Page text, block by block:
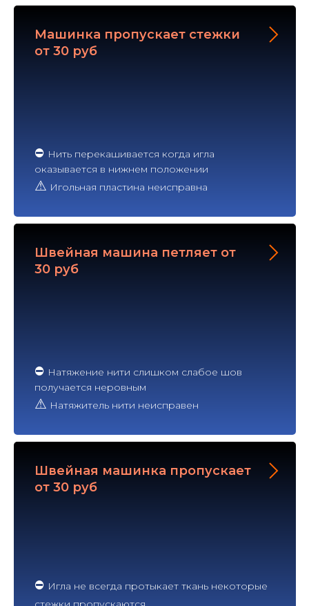
Машинка пропускает стежки
от 30 руб
⛔ Нить перекашивается когда игла
оказывается в нижнем положении
⚠ Игольная пластина неисправна
Швейная машина петляет от
30 руб
⛔ Натяжение нити слишком слабое шов
получается неровным
⚠ Натяжитель нити неисправен
Швейная машинка пропускает
от 30 руб
⛔ Игла не всегда протыкает ткань некоторые